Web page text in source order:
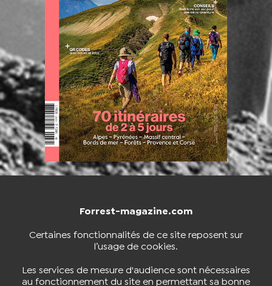
Forrest-magazine.com
Certaines fonctionnalités de ce site reposent sur
l’usage de cookies.
Les services de mesure d'audience sont nécessaires
au fonctionnement du site en permettant sa bonne
NOUS CONTACTER BOUTIQUE